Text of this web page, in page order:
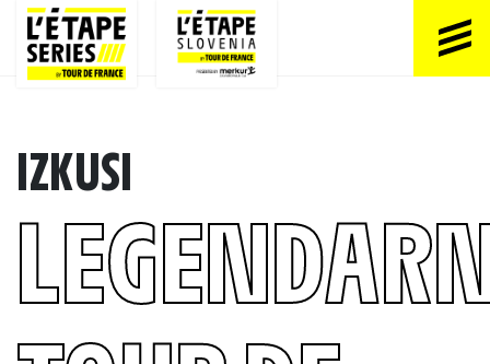
IZKUSI